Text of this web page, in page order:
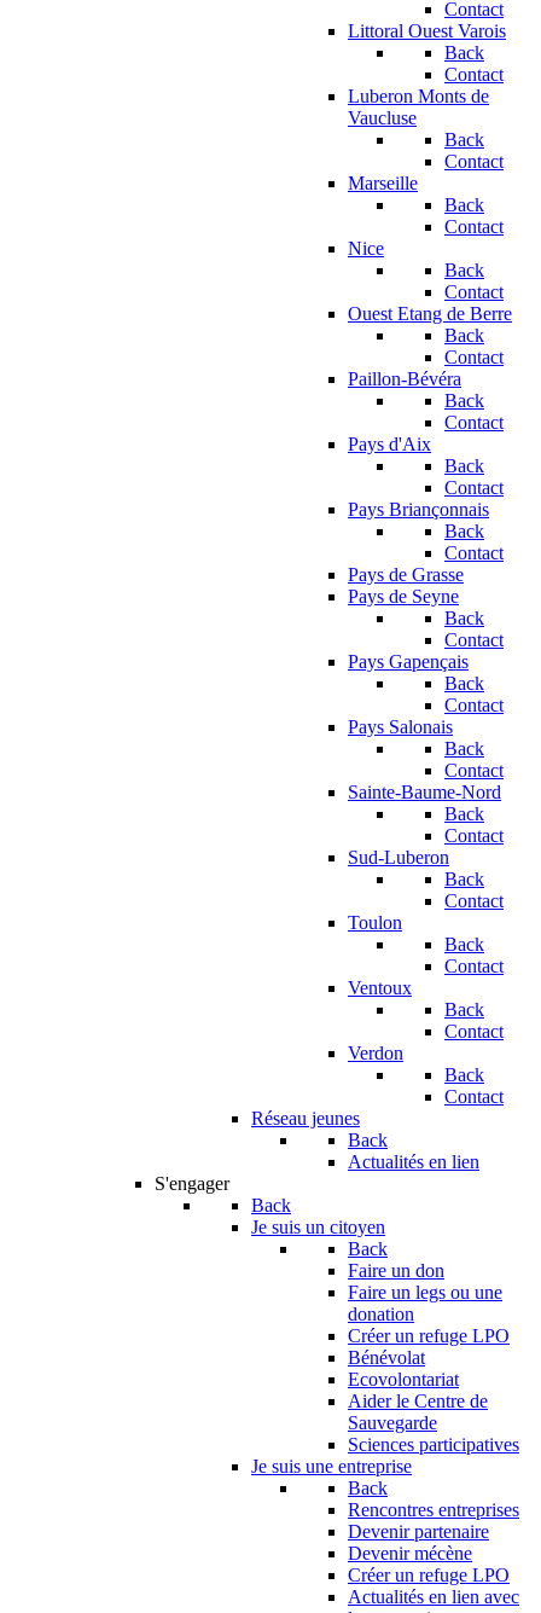
Contact
Littoral Ouest Varois
Back
Contact
Luberon Monts de
Vaucluse
Back
Contact
Marseille
Back
Contact
Nice
Back
Contact
Ouest Etang de Berre
Back
Contact
Paillon-Bévéra
Back
Contact
Pays d'Aix
Back
Contact
Pays Briançonnais
Back
Contact
Pays de Grasse
Pays de Seyne
Back
Contact
Pays Gapençais
Back
Contact
Pays Salonais
Back
Contact
Sainte-Baume-Nord
Back
Contact
Sud-Luberon
Back
Contact
Toulon
Back
Contact
Ventoux
Back
Contact
Verdon
Back
Contact
Réseau jeunes
Back
Actualités en lien
S'engager
Back
Je suis un citoyen
Back
Faire un don
Faire un legs ou une
donation
Créer un refuge LPO
Bénévolat
Ecovolontariat
Aider le Centre de
Sauvegarde
Sciences participatives
Je suis une entreprise
Back
Rencontres entreprises
Devenir partenaire
Devenir mécène
Créer un refuge LPO
Actualités en lien avec